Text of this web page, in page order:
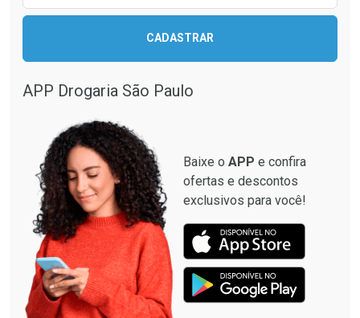
CADASTRAR
APP Drogaria São Paulo
Baixe o APP e confira
ofertas e descontos
exclusivos para você!